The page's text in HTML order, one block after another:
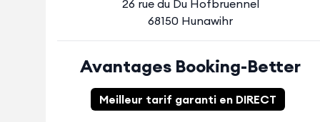
26 rue du Du Hofbruennel
68150 Hunawihr
Avantages Booking-Better
Meilleur tarif garanti en DIRECT